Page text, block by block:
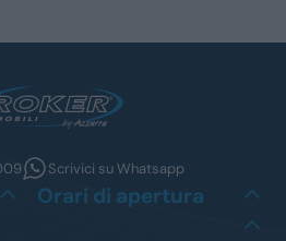
Scrivici su Whatsapp
Orari di apertura